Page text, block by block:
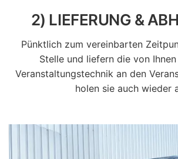
2) LIEFERUNG &
Pünktlich zum vereinbarten
Stelle und liefern die von
Veranstaltungstechnik an den
holen sie auch wieder